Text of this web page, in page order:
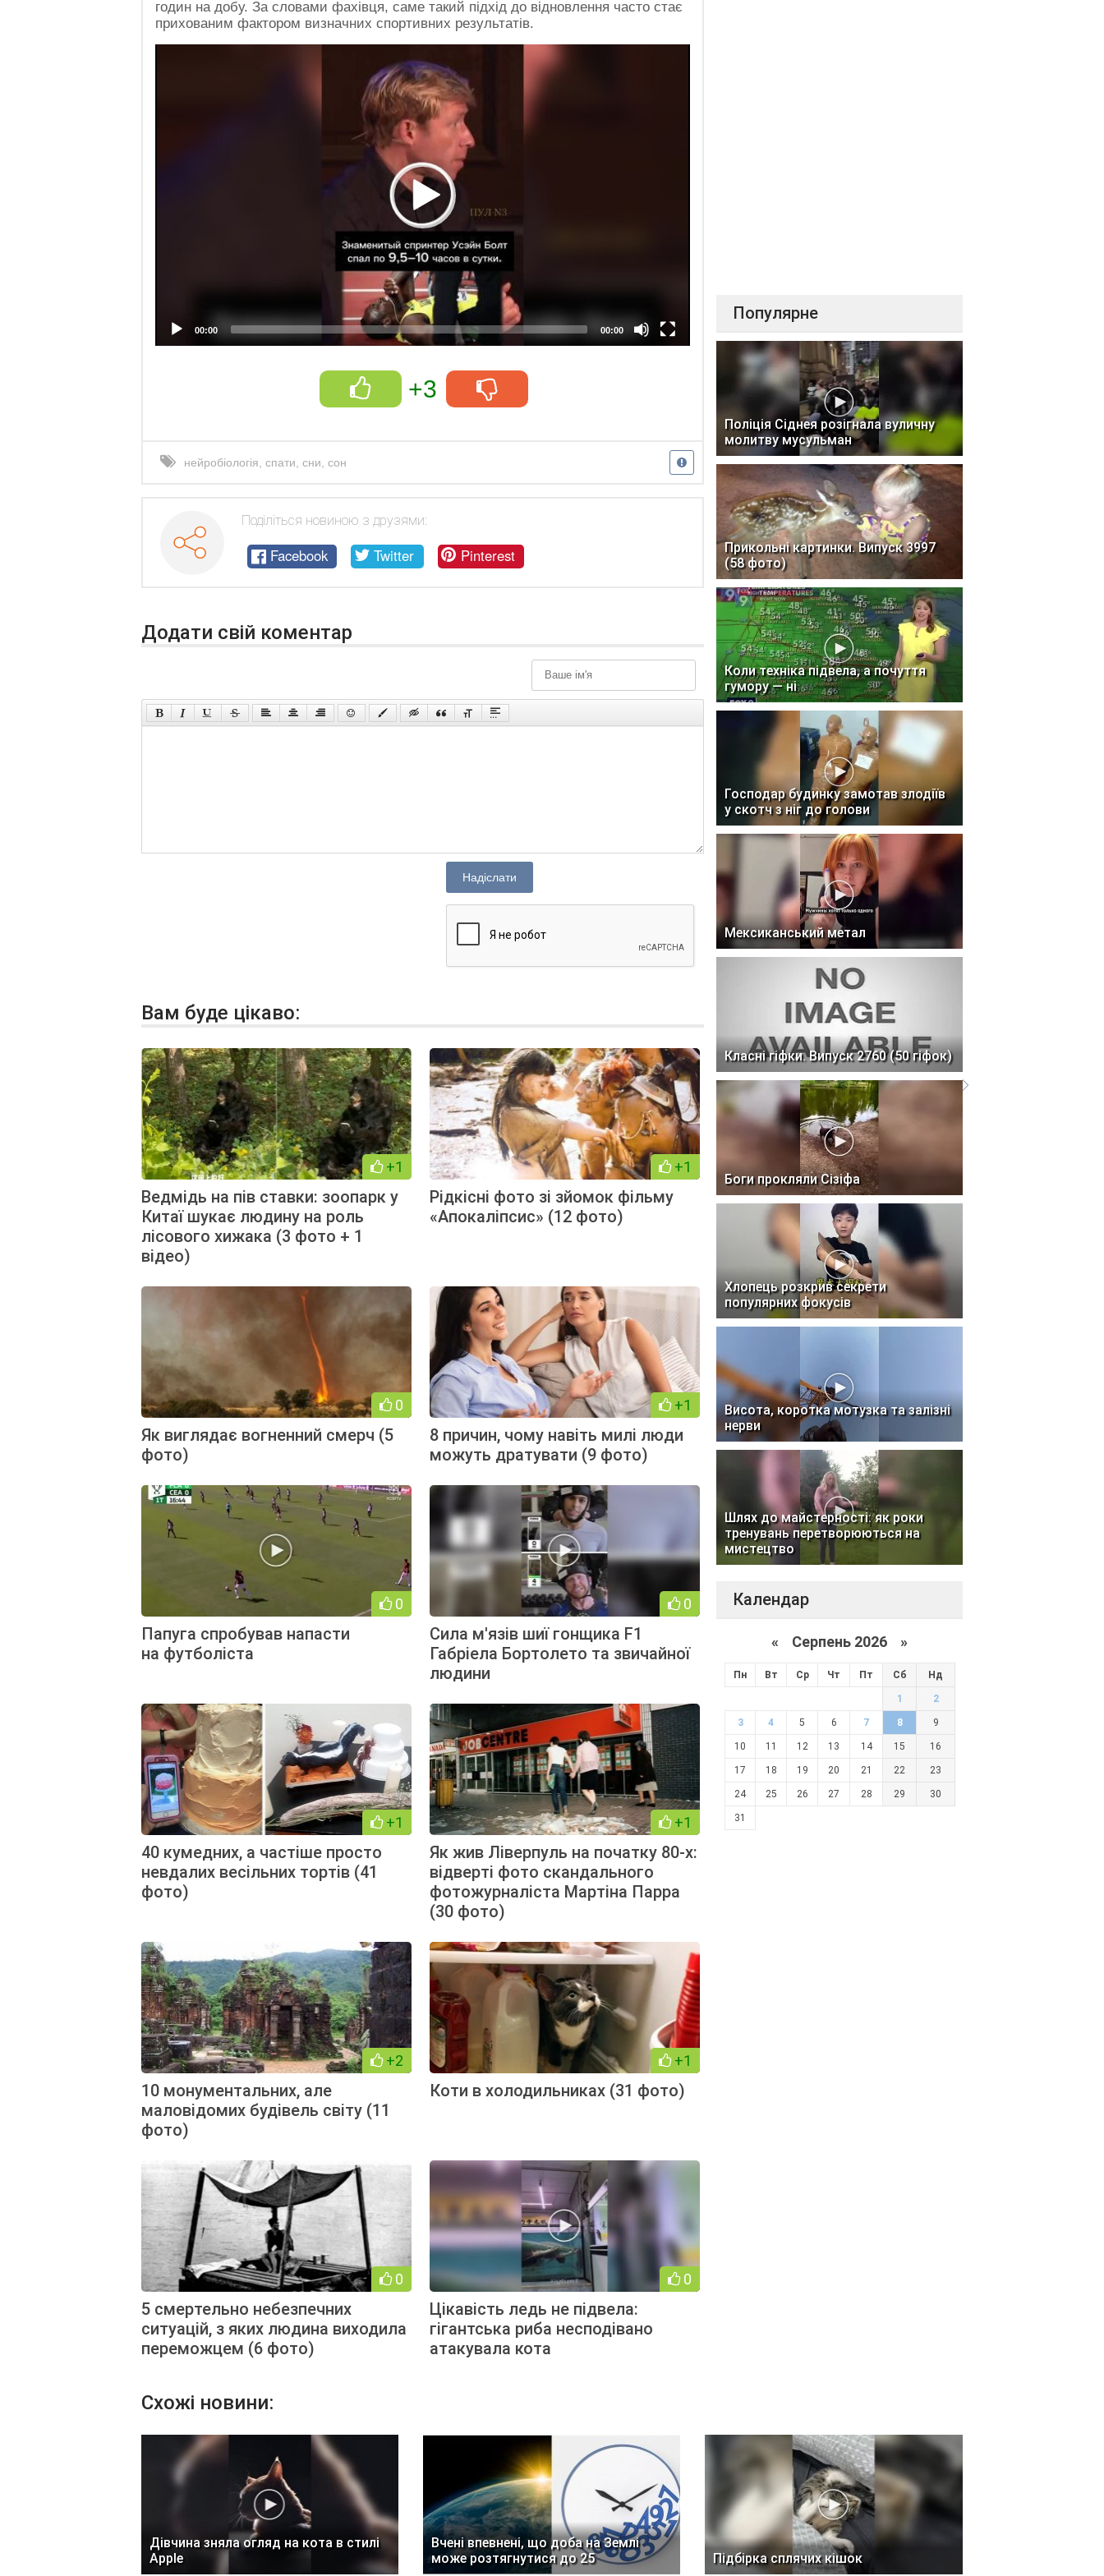
годин на добу. За словами фахівця, саме такий підхід до відновлення часто стає
прихованим фактором визначних спортивних результатів.
00:00 00:00
+3
нейробіологія спати сни сон
Поділіться новиною з друзями:
Facebook Twitter Pinterest
Додати свій коментар
Надіслати
Вам буде цікаво:
+1
Ведмідь на пів ставки: зоопарк у
Китаї шукає людину на роль
лісового хижака (3 фото + 1
відео)
+1
Рідкісні фото зі зйомок фільму
«Апокаліпсис» (12 фото)
0
Як виглядає вогненний смерч (5
фото)
+1
8 причин, чому навіть милі люди
можуть дратувати (9 фото)
0
Папуга спробував напасти
на футболіста
0
Сила м'язів шиї гонщика F1
Габріела Бортолето та звичайної
людини
+1
40 кумедних, а частіше просто
невдалих весільних тортів (41
фото)
+1
Як жив Ліверпуль на початку 80-х:
відверті фото скандального
фотожурналіста Мартіна Парра
(30 фото)
+2
10 монументальних, але
маловідомих будівель світу (11
фото)
+1
Коти в холодильниках (31 фото)
0
5 смертельно небезпечних
ситуацій, з яких людина виходила
переможцем (6 фото)
0
Цікавість ледь не підвела:
гігантська риба несподівано
атакувала кота
Популярне
Поліція Сіднея розігнала вуличну
молитву мусульман
Прикольні картинки. Випуск 3997
(58 фото)
Коли техніка підвела, а почуття
гумору — ні
Господар будинку замотав злодіїв
у скотч з ніг до голови
Мексиканський метал
Класні гіфки. Випуск 2760 (50 гіфок)
Боги прокляли Сізіфа
Хлопець розкрив секрети
популярних фокусів
Висота, коротка мотузка та залізні
нерви
Шлях до майстерності: як роки
тренувань перетворюються на
мистецтво
Календар
« Серпень 2026 »
Пн Вт Ср Чт Пт Сб Нд
1 2
3 4 5 6 7 8 9
10 11 12 13 14 15 16
17 18 19 20 21 22 23
24 25 26 27 28 29 30
31
Схожі новини:
Дівчина зняла огляд на кота в стилі
Apple
Вчені впевнені, що доба на Землі
може розтягнутися до 25
Підбірка сплячих кішок